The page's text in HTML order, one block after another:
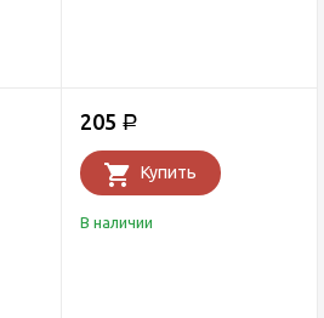
205 Р
Купить
В наличии